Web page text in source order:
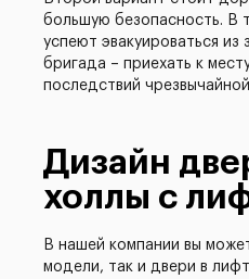
большую безопасность. В
успеют эвакуироваться из
бригада – приехать к
последствий
Дизайн
холлы с
В нашей компании вы
модели, так и двери в